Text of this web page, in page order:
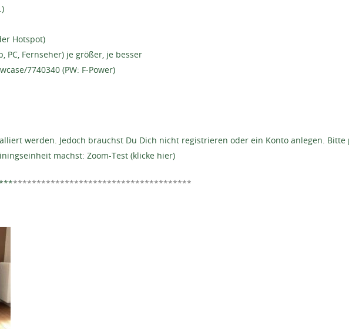
Hotspot)
PC, Fernseher) je größer, je besser
7740340 (PW: F-Power)
werden. Jedoch brauchst Du Dich nicht registrieren oder ein Konto anlegen.
machst: Zoom-Test (klicke hier)
**************************************